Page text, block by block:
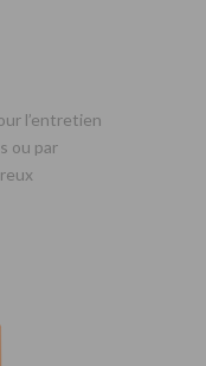
l’entretien
ou par